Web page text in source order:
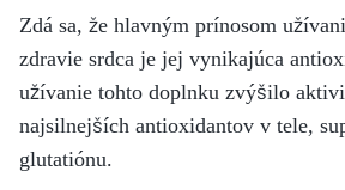
Zdá sa, že hlavným prínosom
zdravie srdca je jej vynikajúca
užívanie tohto doplnku zvýšilo
najsilnejších antioxidantov v tele,
glutatiónu.